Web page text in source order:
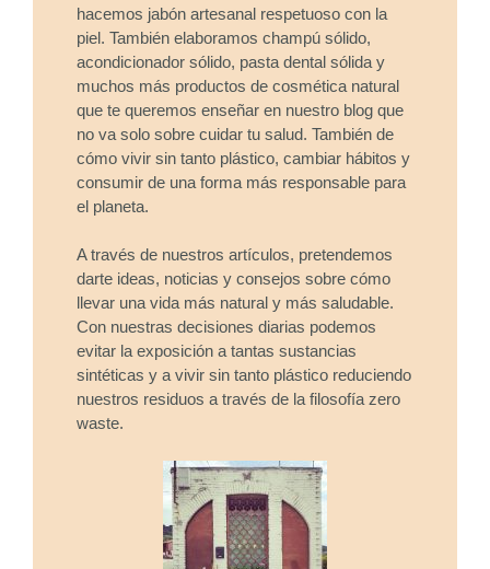
hacemos jabón artesanal respetuoso con la
piel. También elaboramos champú sólido,
acondicionador sólido, pasta dental sólida y
muchos más productos de cosmética natural
que te queremos enseñar en nuestro blog que
no va solo sobre cuidar tu salud. También de
cómo vivir sin tanto plástico, cambiar hábitos y
consumir de una forma más responsable para
el planeta.
A través de nuestros artículos, pretendemos
darte ideas, noticias y consejos sobre cómo
llevar una vida más natural y más saludable.
Con nuestras decisiones diarias podemos
evitar la exposición a tantas sustancias
sintéticas y a vivir sin tanto plástico reduciendo
nuestros residuos a través de la filosofía zero
waste.